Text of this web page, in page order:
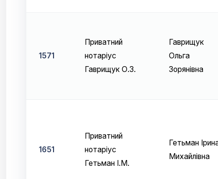
1571
Приватний
нотаріус
Гаврищук О.З.
Гаврищук
Ольга
Зорянівна
1651
Приватний
нотаріус
Гетьман І.М.
Гетьман
Михайлівна